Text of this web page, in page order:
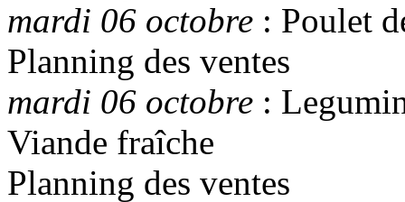
mardi 06 octobre : Poulet
Planning des ventes
mardi 06 octobre :
Viande fraîche
Planning des ventes